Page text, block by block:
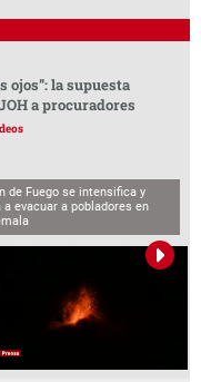
ojos”: la supuesta
a procuradores
de Fuego se intensifica y
a evacuar a pobladores en